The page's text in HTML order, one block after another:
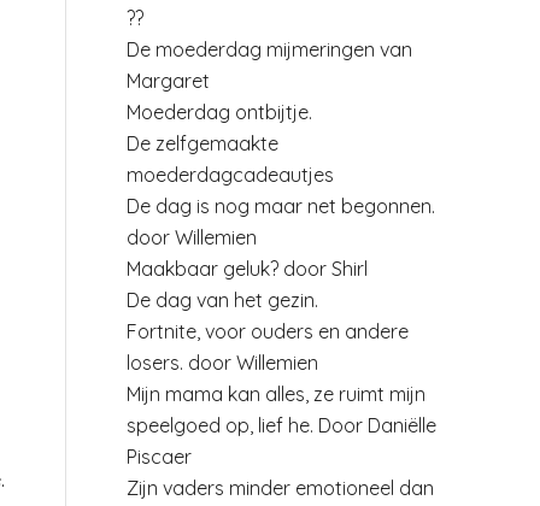
??
De moederdag mijmeringen van
Margaret
Moederdag ontbijtje.
De zelfgemaakte
moederdagcadeautjes
De dag is nog maar net begonnen.
door Willemien
Maakbaar geluk? door Shirl
De dag van het gezin.
Fortnite, voor ouders en andere
losers. door Willemien
Mijn mama kan alles, ze ruimt mijn
speelgoed op, lief he. Door Daniëlle
Piscaer
Zijn vaders minder emotioneel dan